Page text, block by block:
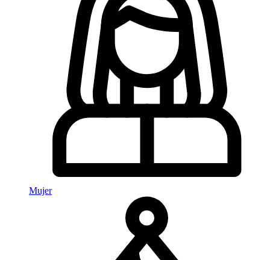
Mujer